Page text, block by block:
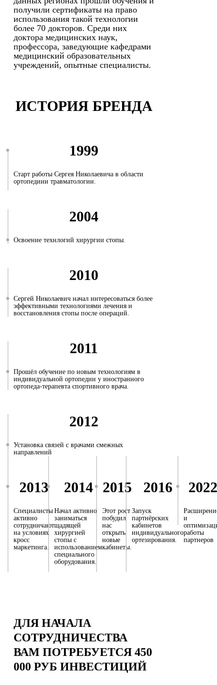
получили сертификаты на право
использования такой технологии
более 70 докторов. Среди них
доктора медицинских наук,
профессора, заведующие кафедрами
медицинский образовательных
учреждений, опытные специалисты.
ИСТОРИЯ БРЕНДА
1999
Старт работы Сергея Николаевича в области
ортопедиии травматологии.
2004
Освоение технлогий хирургии стопы.
2010
Сергей Николаевич начал интересоваться более
эффективными технологиями лечения и
восстановления стопы после операций.
2011
Прошёл обучение по новым технологиям в
индивидуальной ортопедии у иностранного
ортопеда-терапевта спортивного врача.
2012
Установка связей с врачами смежных
направлений
2013
Специалисты
активно
сотрудничают
на условиях
кросс
маркетинга.
2014
Начал активно
заниматься
щадящей
хирургией
стопы с
использованием
специального
оборудования.
2015
Этот рост
побудил
нас
открыть
новые
кабинеты.
2016
Запуск
партнёрских
кабинетов
индивидуального
ортезирования.
2022
и
работы
партнеров
ДЛЯ НАЧАЛА
СОТРУДНИЧЕСТВА
ВАМ ПОТРЕБУЕТСЯ 450
000 РУБ ИНВЕСТИЦИЙ